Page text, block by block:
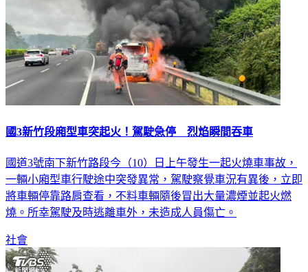
國3新竹段廂型車突起火！駕駛急停 烈焰瞬間吞車
國道3號南下新竹路段今（10）日上午發生一起火燒車事故，
一輛小廂型車行駛途中突發異常，駕駛察覺車況有異後，立即
將車輛停靠路肩查看，不料車輛隨後冒出大量濃煙並起火燃
燒。所幸駕駛及時逃離車外，未造成人員傷亡。
社會